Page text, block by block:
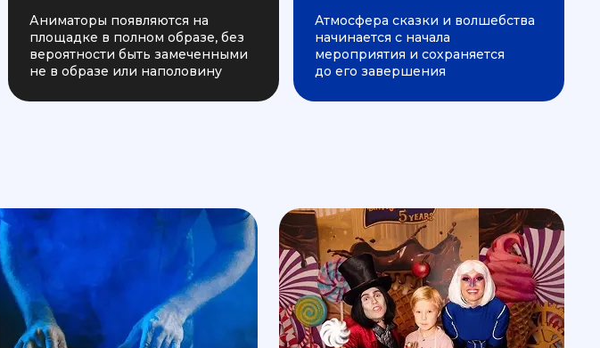
Аниматоры появляются на
площадке в полном образе, без
вероятности быть замеченными
не в образе или наполовину
Атмосфера сказки и волшебства
начинается с начала
мероприятия и сохраняется
до его завершения